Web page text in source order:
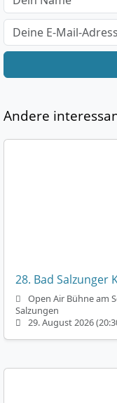
Andere
28. Bad Salzunger
Open Air Bühne am
Salzungen
29. August 2026